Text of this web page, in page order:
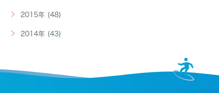
2015年 (48)
2014年 (43)